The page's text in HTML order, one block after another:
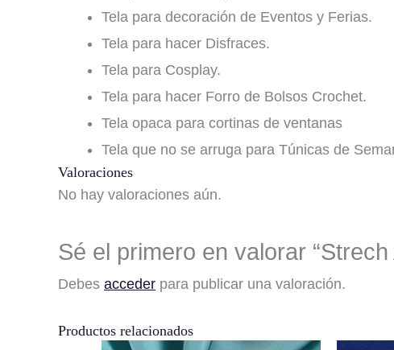
Tela para decoración de Eventos y Ferias.
Tela para hacer Disfraces.
Tela para Cosplay.
Tela para hacer Forro de Bolsos Crochet.
Tela opaca para cortinas de ventanas
Tela que no se arruga para Túnicas de
Valoraciones
No hay valoraciones aún.
Sé el primero en valorar “Strech
Debes acceder para publicar una valoración.
Productos relacionados